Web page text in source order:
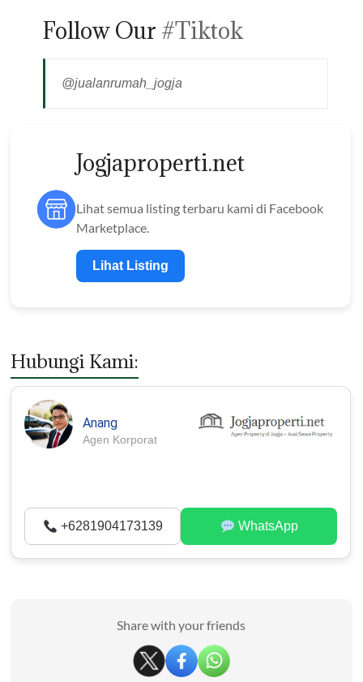
Follow Our #Tiktok
@jualanrumah_jogja
Jogjaproperti.net
Lihat semua listing terbaru kami di Facebook
Marketplace.
Lihat Listing
Hubungi Kami:
Anang
Agen Korporat
+6281904173139 WhatsApp
Share with your friends